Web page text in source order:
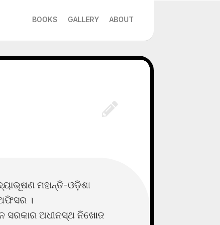
BOOKS GALLERY ABOUT
ମହାନ୍ତି-ଓଡ଼ିଶା
।
ସରକାର ଅଧୀନସ୍ଥ ନିଖୋଜ